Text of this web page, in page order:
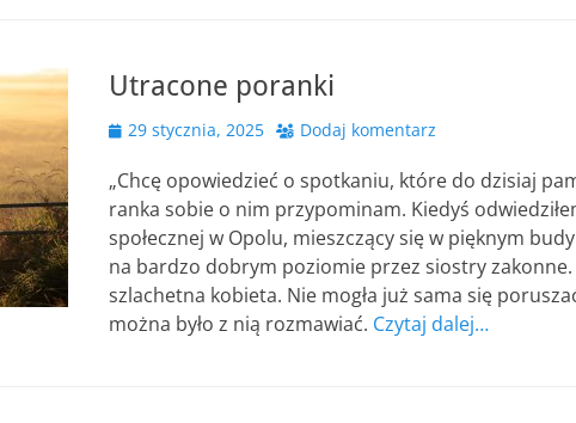
Utracone poranki
Opublikowano
29 stycznia, 2025 Dodaj komentarz
„Chcę opowiedzieć o spotkaniu, które do dzisiaj
ranka sobie o nim przypominam. Kiedyś
społecznej w Opolu, mieszczący się w pięknym
na bardzo dobrym poziomie przez siostry zakonne.
szlachetna kobieta. Nie mogła już sama się
można było z nią rozmawiać. Czytaj dalej…